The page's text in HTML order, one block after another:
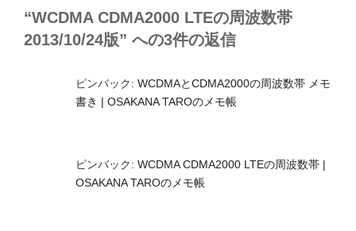
“WCDMA CDMA2000 LTEの周波数帯
2013/10/24版” への3件の返信
ピンバック: WCDMAとCDMA2000の周波数帯 メモ
書き | OSAKANA TAROのメモ帳
ピンバック: WCDMA CDMA2000 LTEの周波数帯 |
OSAKANA TAROのメモ帳